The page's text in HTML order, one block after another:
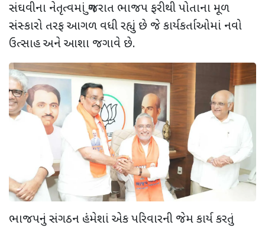
સંઘવીના નેતૃત્વમાં ગુજરાત ભાજપ ફરીથી પોતાના મૂળ
સંસ્કારો તરફ આગળ વધી રહ્યું છે જે કાર્યકર્તાઓમાં નવો
ઉત્સાહ અને આશા જગાવે છે.
ભાજપનું સંગઠન હંમેશાં એક પરિવારની જેમ કાર્ય કરતું